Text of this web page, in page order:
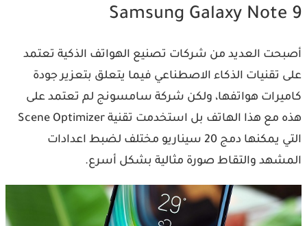
Samsung Galaxy Note 9
أصبحت العديد من شركات تصنيع الهواتف الذكية تعتمد
على تقنيات الذكاء الاصطناعي فيما يتعلق بتعزير جودة
كاميرات هواتفها، ولكن شركة سامسونج لم تعتمد على
هذه مع هذا الهاتف بل استخدمت تقنية Scene Optimizer
التي يمكنها دمج 20 سيناريو مختلف لضبط اعدادات
المشهد والتقاط صورة مثالية بشكل أسرع.